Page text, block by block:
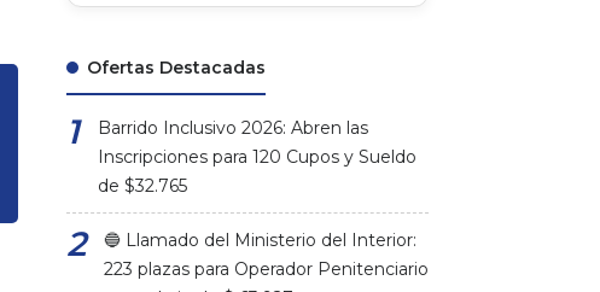
Ofertas Destacadas
Barrido Inclusivo 2026: Abren las
Inscripciones para 120 Cupos y Sueldo
de $32.765
🔵 Llamado del Ministerio del Interior:
223 plazas para Operador Penitenciario